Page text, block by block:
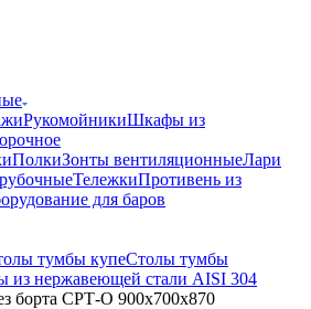
РукомойникиШкафы из
ПолкиЗонты вентиляционныеЛари
ТележкиПротивень из
для баров
тумбы купеСтолы тумбы
из нержавеющей стали AISI 304
борта СРТ-О 900х700х870